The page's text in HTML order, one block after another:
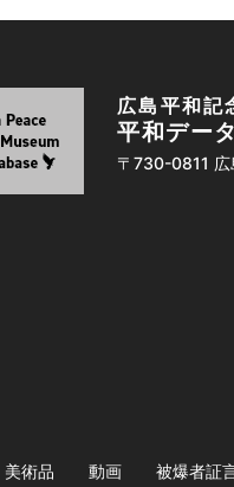
広島平和記
平和デー
〒730-0811 広
美術品 動画 被爆者証